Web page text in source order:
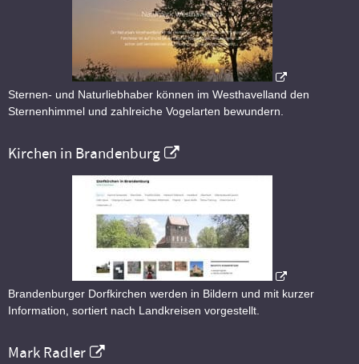
Sternen- und Naturliebhaber können im Westhavelland den
Sternenhimmel und zahlreiche Vogelarten bewundern.
Kirchen in Brandenburg
Brandenburger Dorfkirchen werden in Bildern und mit kurzer
Information, sortiert nach Landkreisen vorgestellt.
Mark Radler